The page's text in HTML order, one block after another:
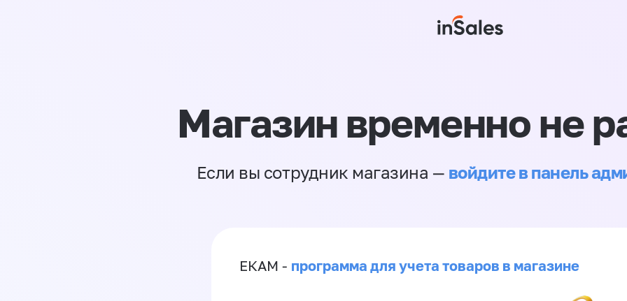
Магазин временно не
Если вы сотрудник магазина — войдите в панель
ЕКАМ - программа для учета товаров в магазине